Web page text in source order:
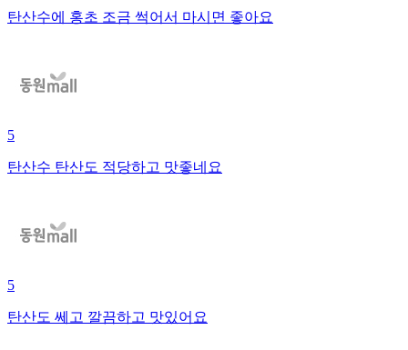
탄산수에 홍초 조금 썩어서 마시면 좋아요
5
탄산수 탄산도 적당하고 맛좋네요
5
탄산도 쎄고 깔끔하고 맛있어요